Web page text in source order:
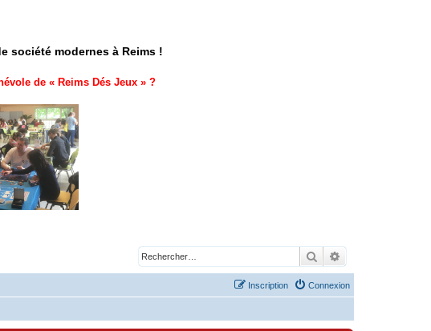
société modernes à Reims !
de « Reims Dés Jeux » ?
Rechercher
Connexion
Inscription